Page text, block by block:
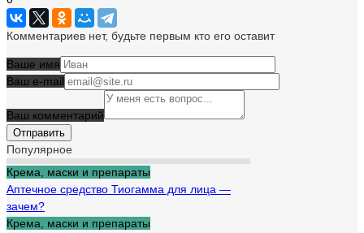
Комментариев нет, будьте первым кто его оставит
Ваше имя
Ваш e-mail
Ваш комментарий
Популярное
Крема, маски и препараты
Аптечное средство Тиогамма для лица —
зачем?
Крема, маски и препараты